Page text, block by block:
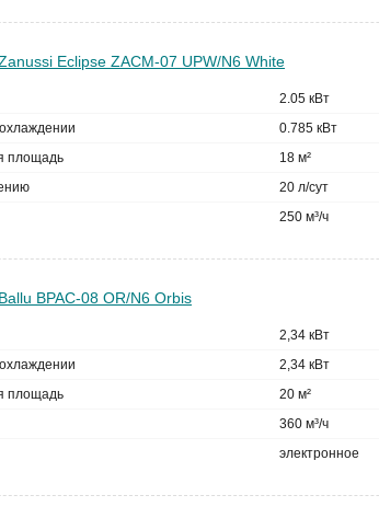
Eclipse ZACM-07 UPW/N6 White
2.05 кВт
0.785 кВт
площадь
18 м²
20 л/сут
250 м³/ч
BPAC-08 OR/N6 Orbis
2,34 кВт
2,34 кВт
площадь
20 м²
360 м³/ч
электронное